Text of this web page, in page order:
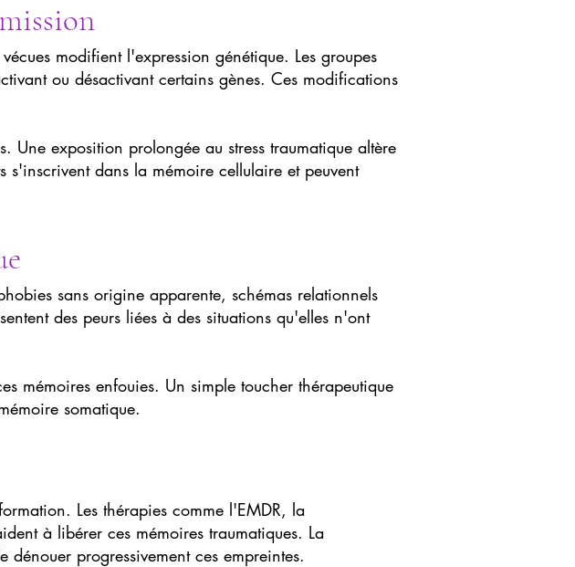
modifient l'expression génétique. Les groupes
ou désactivant certains gènes. Ces modifications
Une exposition prolongée au stress traumatique altère
s'inscrivent dans la mémoire cellulaire et peuvent
sans origine apparente, schémas relationnels
des peurs liées à des situations qu'elles n'ont
mémoires enfouies. Un simple toucher thérapeutique
somatique.
Les thérapies comme l'EMDR, la
à libérer ces mémoires traumatiques. La
progressivement ces empreintes.